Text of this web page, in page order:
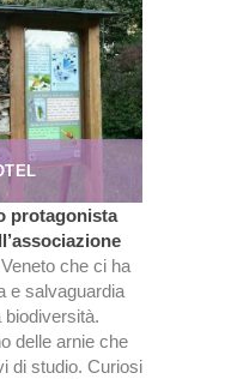
protagonista
associazione
che ci ha
e salvaguardia
biodiversità.
delle arnie che
di studio. Curiosi